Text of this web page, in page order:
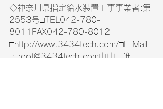
◇神奈川県指定給水装置工事事業者:第
2553号□TEL042-780-
8011FAX042-780-8012
□http://www.3434tech.com/□E-Mail
: root@3434tech.com中山　進